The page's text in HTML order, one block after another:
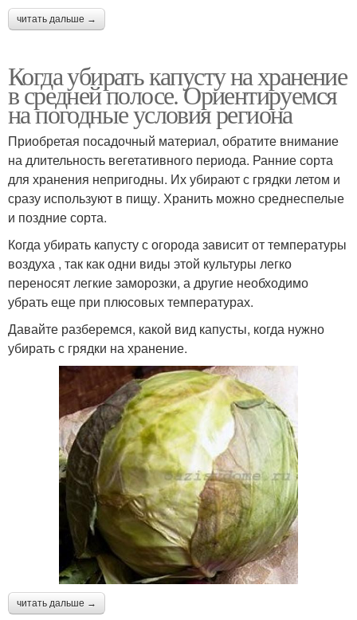
читать дальше →
Когда убирать капусту на хранение
в средней полосе. Ориентируемся
на погодные условия региона
Приобретая посадочный материал, обратите внимание
на длительность вегетативного периода. Ранние сорта
для хранения непригодны. Их убирают с грядки летом и
сразу используют в пищу. Хранить можно среднеспелые
и поздние сорта.
Когда убирать капусту с огорода зависит от температуры
воздуха , так как одни виды этой культуры легко
переносят легкие заморозки, а другие необходимо
убрать еще при плюсовых температурах.
Давайте разберемся, какой вид капусты, когда нужно
убирать с грядки на хранение.
читать дальше →